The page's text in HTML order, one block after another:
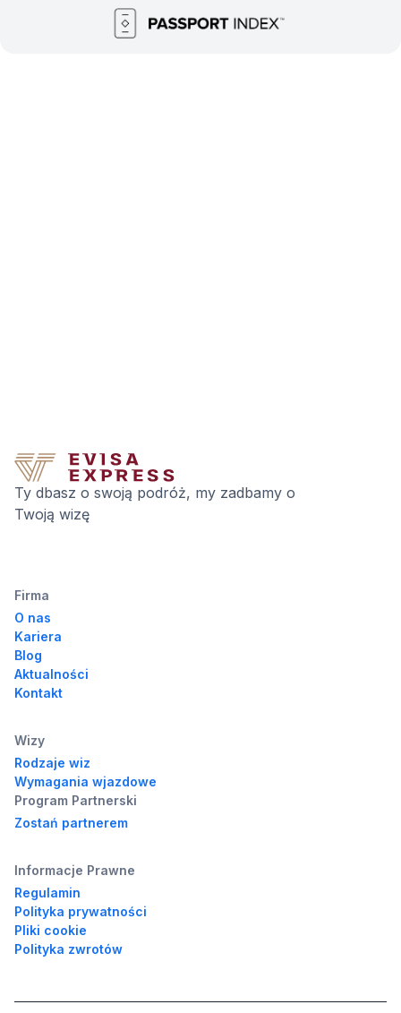
Ty dbasz o swoją podróż, my zadbamy o
Twoją wizę
Firma
O nas
Kariera
Blog
Aktualności
Kontakt
Wizy
Rodzaje wiz
Wymagania wjazdowe
Program Partnerski
Zostań partnerem
Informacje Prawne
Regulamin
Polityka prywatności
Pliki cookie
Polityka zwrotów